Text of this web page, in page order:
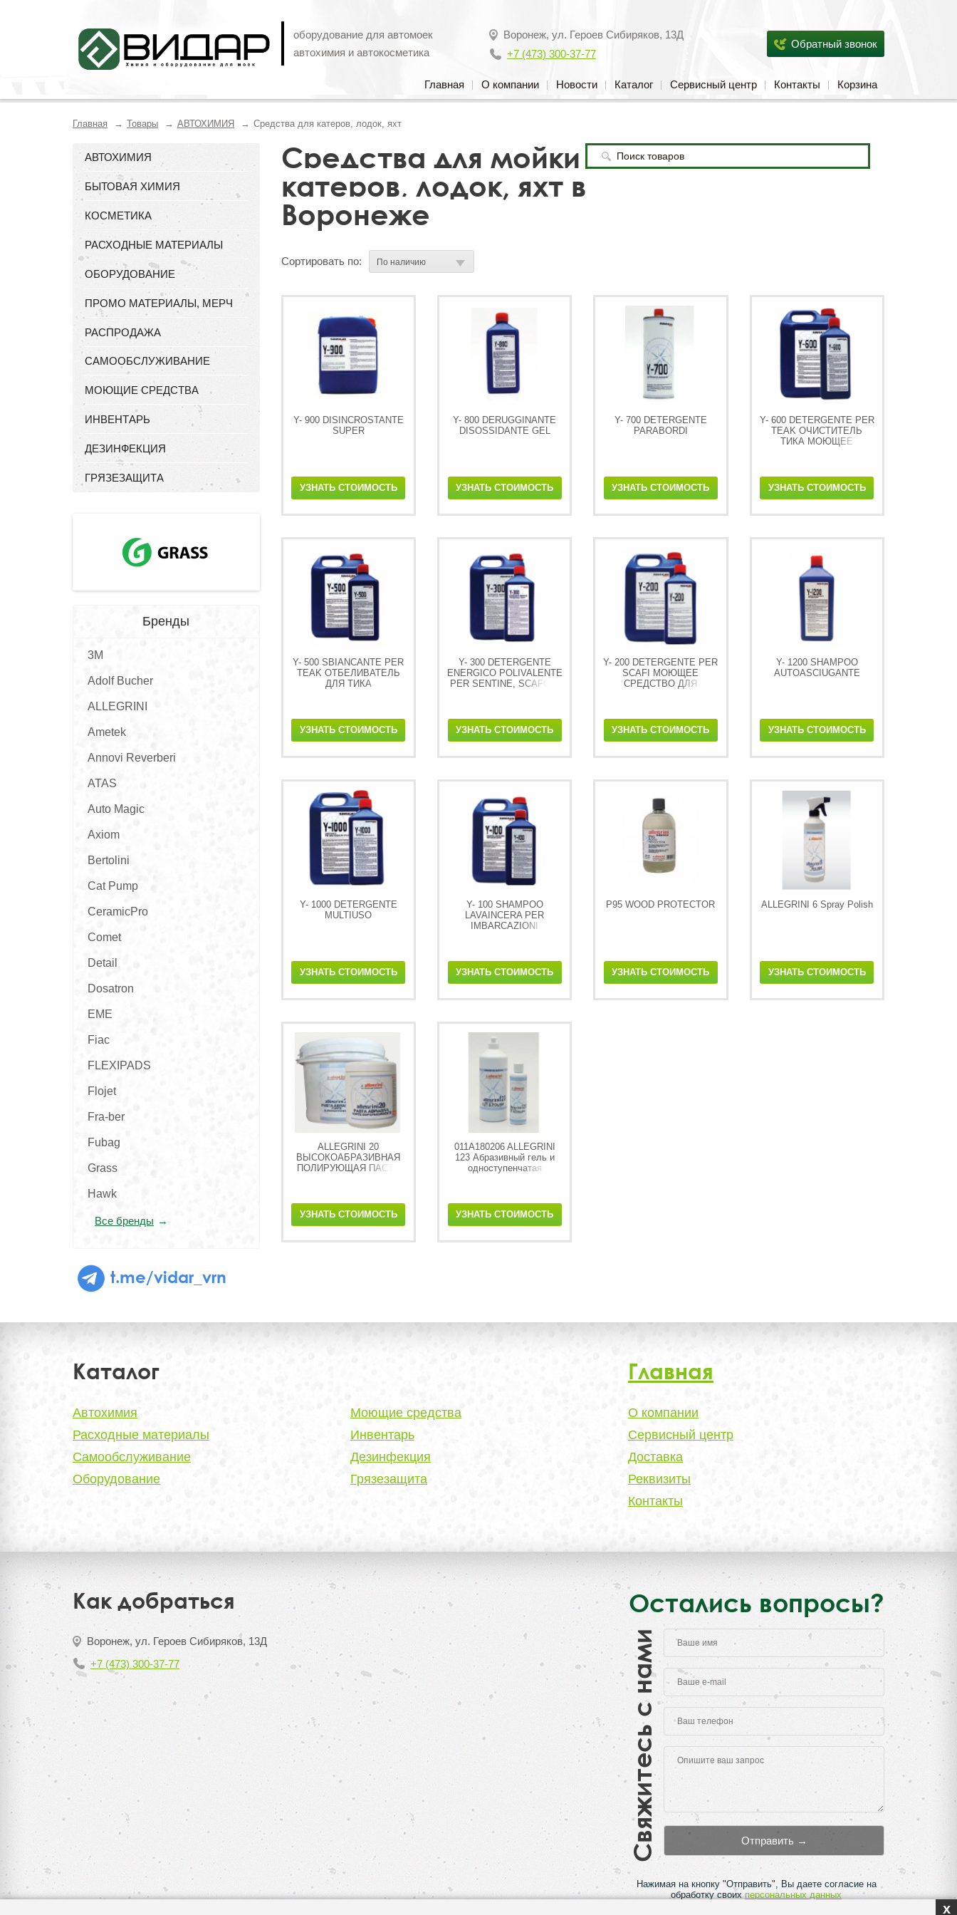
оборудование для автомоек
автохимия и автокосметика
Воронеж, ул. Героев Сибиряков, 13Д
+7 (473) 300-37-77
Обратный звонок
Главная О компании Новости Каталог Сервисный центр Контакты Корзина
Главная Товары АВТОХИМИЯ Средства для катеров, лодок, яхт
АВТОХИМИЯ
БЫТОВАЯ ХИМИЯ
КОСМЕТИКА
РАСХОДНЫЕ МАТЕРИАЛЫ
ОБОРУДОВАНИЕ
ПРОМО МАТЕРИАЛЫ, МЕРЧ
РАСПРОДАЖА
САМООБСЛУЖИВАНИЕ
МОЮЩИЕ СРЕДСТВА
ИНВЕНТАРЬ
ДЕЗИНФЕКЦИЯ
ГРЯЗЕЗАЩИТА
Бренды
3M
Adolf Bucher
ALLEGRINI
Ametek
Annovi Reverberi
ATAS
Auto Magic
Axiom
Bertolini
Cat Pump
CeramicPro
Comet
Detail
Dosatron
EME
Fiac
FLEXIPADS
Flojet
Fra-ber
Fubag
Grass
Hawk
Все бренды
t.me/vidar_vrn
Средства для мойки
катеров, лодок, яхт в
Воронеже
Сортировать по:
Y- 900 DISINCROSTANTE
SUPER
УЗНАТЬ СТОИМОСТЬ
Y- 800 DERUGGINANTE
DISOSSIDANTE GEL
УЗНАТЬ СТОИМОСТЬ
Y- 700 DETERGENTE
PARABORDI
УЗНАТЬ СТОИМОСТЬ
Y- 600 DETERGENTE PER
TEAK ОЧИСТИТЕЛЬ
ТИКА МОЮЩЕЕ
УЗНАТЬ СТОИМОСТЬ
Y- 500 SBIANCANTE PER
TEAK ОТБЕЛИВАТЕЛЬ
ДЛЯ ТИКА
УЗНАТЬ СТОИМОСТЬ
Y- 300 DETERGENTE
ENERGICO POLIVALENTE
PER SENTINE, SCAFO E
УЗНАТЬ СТОИМОСТЬ
Y- 200 DETERGENTE PER
SCAFI МОЮЩЕЕ
СРЕДСТВО ДЛЯ
УЗНАТЬ СТОИМОСТЬ
Y- 1200 SHAMPOO
AUTOASCIUGANTE
УЗНАТЬ СТОИМОСТЬ
Y- 1000 DETERGENTE
MULTIUSO
УЗНАТЬ СТОИМОСТЬ
Y- 100 SHAMPOO
LAVAINCERA PER
IMBARCAZIONI
УЗНАТЬ СТОИМОСТЬ
P95 WOOD PROTECTOR
УЗНАТЬ СТОИМОСТЬ
ALLEGRINI 6 Spray Polish
УЗНАТЬ СТОИМОСТЬ
ALLEGRINI 20
ВЫСОКОАБРАЗИВНАЯ
ПОЛИРУЮЩАЯ ПАСТА
УЗНАТЬ СТОИМОСТЬ
011A180206 ALLEGRINI
123 Абразивный гель и
одноступенчатая
УЗНАТЬ СТОИМОСТЬ
Каталог Главная
Автохимия
Расходные материалы
Самообслуживание
Оборудование
Моющие средства
Инвентарь
Дезинфекция
Грязезащита
О компании
Сервисный центр
Доставка
Реквизиты
Контакты
Как добраться
Воронеж, ул. Героев Сибиряков, 13Д
+7 (473) 300-37-77
Остались вопросы?
Свяжитесь с нами
Нажимая на кнопку "Отправить", Вы даете согласие на
обработку своихперсональных данных
x